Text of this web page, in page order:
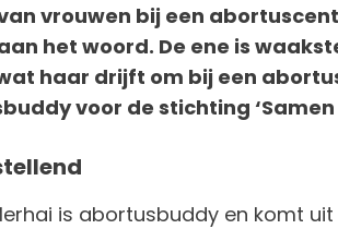
vrouwen bij een
het woord. De ene is
haar drijft om bij een
voor de stichting ‘Samen
is abortusbuddy en komt